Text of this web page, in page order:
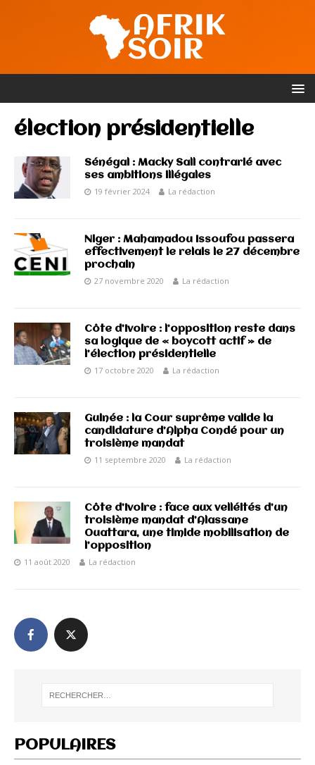
élection présidentielle
Sénégal : Macky Sall contrarié avec
ses ambitions illégales
19 février 2024 La rédaction
Niger : Mahamadou Issoufou passera
effectivement le relais le 27 décembre
prochain
27 novembre 2020 La rédaction
Côte d’Ivoire : l’opposition reste dans
sa logique de « boycott actif » de
l’élection présidentielle
17 octobre 2020 La rédaction
Guinée : la Cour suprême valide la
candidature d’Alpha Condé pour un
troisième mandat
11 septembre 2020 La rédaction
Côte d’Ivoire : face aux velléités d’un
troisième mandat d’Alassane
Ouattara, une timide mobilisation de
l’opposition
11 août 2020 La rédaction
POPULAIRES